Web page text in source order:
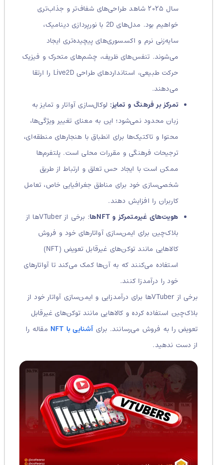
سال ۲۰۲۵ شاهد طراحی‌های شفاف‌تر و جذاب‌تری
خواهیم بود. مدل‌های 2D با نورپردازی دینامیک،
سایه‌زنی نرم و اکسسوری‌های پیچیده‌تری ایجاد
می‌شوند. تنفس‌های ظریف، چشم‌های متحرک و فیزیک
حرکت طبیعی، استانداردهای طراحی Live2D را ارتقا
می‌دهند.
تمرکز بر فرهنگ و تمایز:لوکال‌سازی آواتار و تمایز به
زبان محدود نمی‌شود؛ این به معنای تغییر ویژگی‌ها،
محتوا و تاکتیک‌ها برای انطباق با هنجارهای منطقه‌ای،
ترجیحات فرهنگی و مقررات محلی است. پلتفرم‌ها
ممکن است با ایجاد حس تعلق و ارتباط از طریق
شخصی‌سازی خود برای مناطق جغرافیایی خاص، تعامل
کاربران را افزایش دهند.
هویت‌های غیرمتمرکز و NFTها
:
برخی از VTuberها از
بلاک‌چین برای ایمن‌سازی آواتارهای خود و فروش
کالاهایی مانند توکن‌های غیرقابل تعویض (NFT)
استفاده می‌کنند که به آن‌ها کمک می‌کند تا آواتارهای
خود را درآمدزا کنند.
برخی از VTuberها برای درآمدزایی و ایمن‌سازی آواتار خود از
بلاک‌چین استفاده کرده و کالاهایی مانند توکن‌های غیرقابل
تعویض را به فروش می‌رسانند. برای آشنایی با NFT
مقاله را
از دست ندهید.